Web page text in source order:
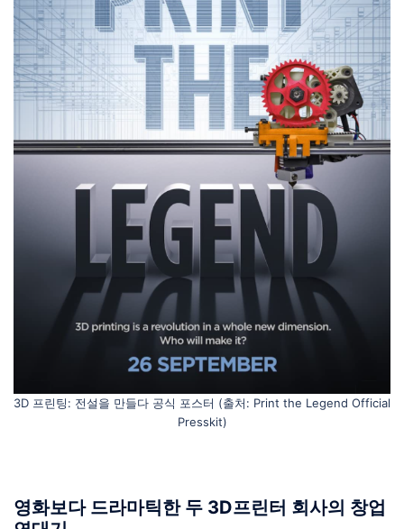
3D 프린팅: 전설을 만들다 공식 포스터 (출처: Print the Legend Official
Presskit)
영화보다 드라마틱한 두 3D프린터 회사의 창업